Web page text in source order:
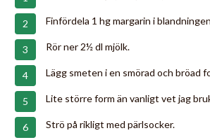
Finfördela 1 hg margarin i
Rör ner 2½ dl mjölk.
Lägg smeten i en smörad och bröad
Lite större form än vanligt vet jag
Strö på rikligt med pärlsocker.